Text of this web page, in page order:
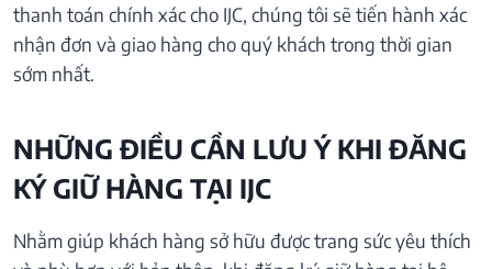
thanh toán chính xác cho IJC, chúng tôi sẽ tiến hành xác
nhận đơn và giao hàng cho quý khách trong thời gian
sớm nhất.
NHỮNG ĐIỀU CẦN LƯU Ý KHI ĐĂNG
KÝ GIỮ HÀNG TẠI IJC
Nhằm giúp khách hàng sở hữu được trang sức yêu thích